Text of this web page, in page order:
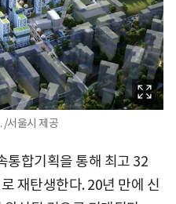
/서울시 제공
통합기획을 통해 최고 32
재탄생한다. 20년 만에 신